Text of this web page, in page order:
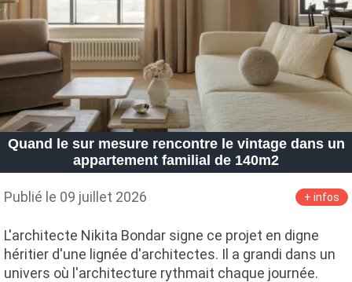
Quand le sur mesure rencontre le vintage dans un
appartement familial de 140m2
Publié le 09 juillet 2026 + infos
L'architecte Nikita Bondar signe ce projet en digne
héritier d'une lignée d'architectes. Il a grandi dans un
univers où l'architecture rythmait chaque journée.